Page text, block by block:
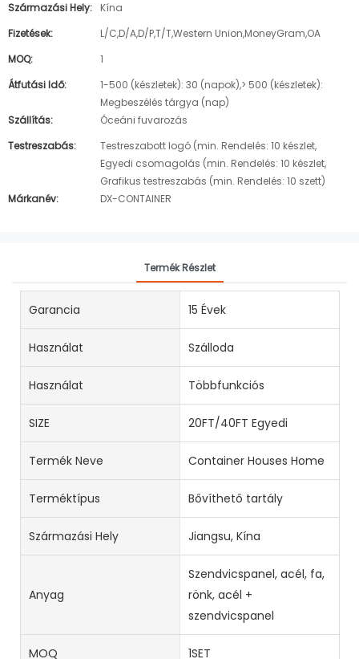
Származási Hely:
Kína
Fizetések:
L/C,D/A,D/P,T/T,Western Union,MoneyGram,OA
MOQ:
1
Átfutási Idő:
1-500 (készletek): 30 (napok),> 500 (készletek):
Megbeszélés tárgya (nap)
Szállítás:
Óceáni fuvarozás
Testreszabás:
Testreszabott logó (min. Rendelés: 10 készlet,
Egyedi csomagolás (min. Rendelés: 10 készlet,
Grafikus testreszabás (min. Rendelés: 10 szett)
Márkanév:
DX-CONTAINER
Termék Részlet
Garancia 15 Évek
Használat Szálloda
Használat Többfunkciós
SIZE 20FT/40FT Egyedi
Termék Neve Container Houses Home
Terméktípus Bővíthető tartály
Származási Hely Jiangsu, Kína
Anyag
Szendvicspanel, acél, fa,
rönk, acél +
szendvicspanel
MOQ 1SET